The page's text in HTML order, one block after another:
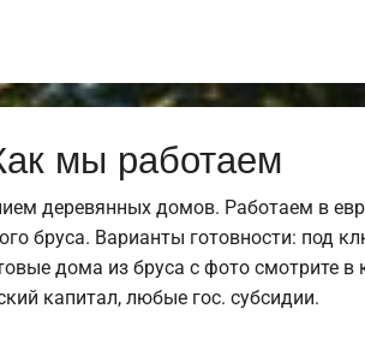
мы работаем
деревянных домов. Работаем в
бруса. Варианты готовности: под
дома из бруса с фото смотрите в
капитал, любые гос. субсидии.